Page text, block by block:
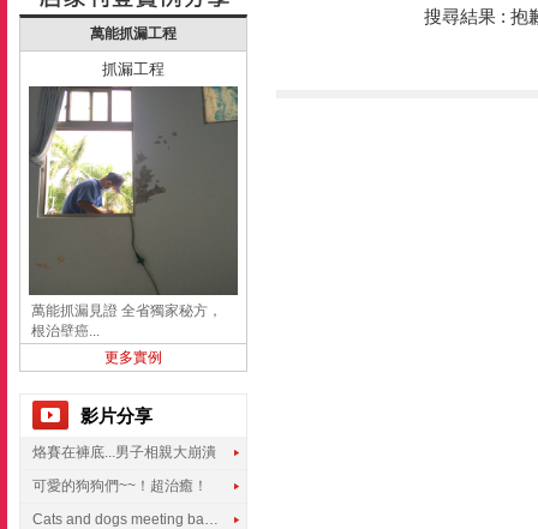
萬能抓漏工程
抓漏工程
萬能抓漏見證 全省獨家秘方，
根治壁癌...
更多實例
影片分享
烙賽在褲底...男子相親大崩潰
可愛的狗狗們~~！超治癒！
Cats and dogs meeting babies for the first time
搜尋結果 : 抱